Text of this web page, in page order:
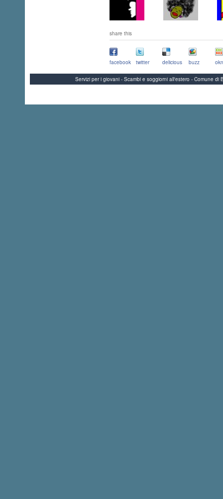
share this
facebook twitter delicious buzz
Servizi per i giovani - Scambi e soggiorni all'estero - Comune